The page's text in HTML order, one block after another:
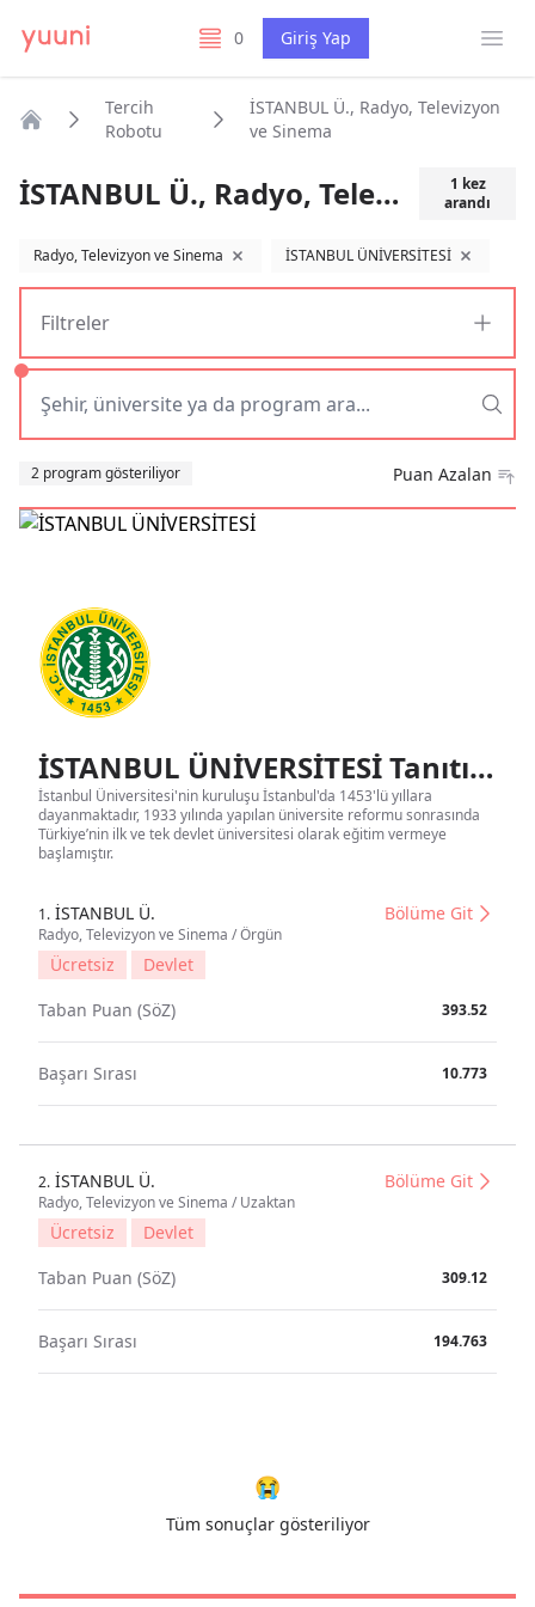
0
listelerim Giriş Yap
Tercih
Robotu
İSTANBUL Ü., Radyo, Televizyon
ve Sinema
İSTANBUL Ü., Radyo, Televizyon ve Sinema 1 kez
arandı
Radyo, Televizyon ve Sinema filtreyi kaldırİSTANBUL ÜNİVERSİTESİ filtreyi
Filtreler
2 program gösteriliyor Puan Azalan
İSTANBUL ÜNİVERSİTESİ Tanıtım
İstanbul Üniversitesi'nin kuruluşu İstanbul'da 1453'lü yıllara
dayanmaktadır, 1933 yılında yapılan üniversite reformu sonrasında
Türkiye’nin ilk ve tek devlet üniversitesi olarak eğitim vermeye
başlamıştır.
1. İSTANBUL Ü.
Radyo, Televizyon ve Sinema / Örgün
Bölüme Git
Ücretsiz
Devlet
Taban Puan (SöZ)
393.52
Başarı Sırası 10.773
2. İSTANBUL Ü.
Radyo, Televizyon ve Sinema / Uzaktan
Bölüme Git
Ücretsiz
Devlet
Taban Puan (SöZ)
309.12
Başarı Sırası 194.763
😭
Tüm sonuçlar gösteriliyor